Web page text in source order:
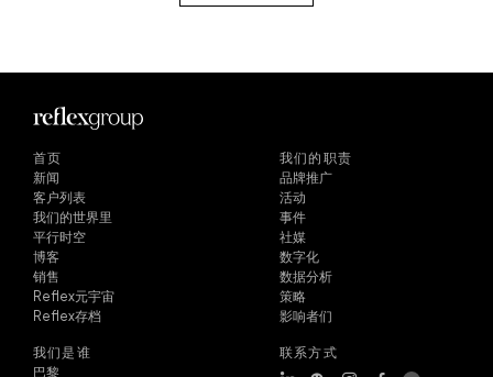
首页
新闻
客户列表
我们的世界里
平行时空
博客
销售
Reflex元宇宙
Reflex存档
我们的职责
品牌推广
活动
事件
社媒
数字化
数据分析
策略
影响者们
我们是谁
巴黎
联系方式